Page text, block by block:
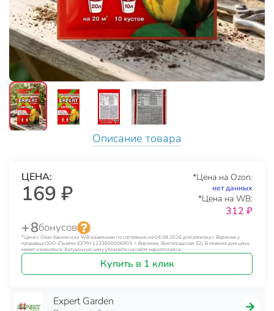
Описание товара
ЦЕНА:
169 ₽
*Цена на Ozon:
нет данных
*Цена на WB:
312 ₽
+ 8бонусов
*Цена с Озон банком или WB кошельком по состоянию на 04.08.2026 для региона г. Воронеж у
продавца ООО «Прайм» (ОГРН 1233600006903, г. Воронеж, Волгоградская 32). В течение дня цена
может изменяться. Актуальную цену уточняйте на сайте маркетплейса.
Купить в 1 клик
Expert Garden